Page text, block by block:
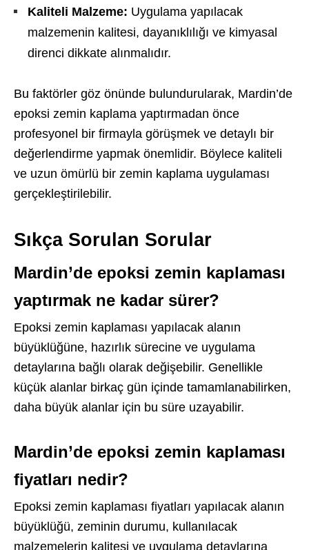
Kaliteli Malzeme: Uygulama yapılacak
malzemenin kalitesi, dayanıklılığı ve kimyasal
direnci dikkate alınmalıdır.
Bu faktörler göz önünde bulundurularak, Mardin’de
epoksi zemin kaplama yaptırmadan önce
profesyonel bir firmayla görüşmek ve detaylı bir
değerlendirme yapmak önemlidir. Böylece kaliteli
ve uzun ömürlü bir zemin kaplama uygulaması
gerçekleştirilebilir.
Sıkça Sorulan Sorular
Mardin’de epoksi zemin kaplaması
yaptırmak ne kadar sürer?
Epoksi zemin kaplaması yapılacak alanın
büyüklüğüne, hazırlık sürecine ve uygulama
detaylarına bağlı olarak değişebilir. Genellikle
küçük alanlar birkaç gün içinde tamamlanabilirken,
daha büyük alanlar için bu süre uzayabilir.
Mardin’de epoksi zemin kaplaması
fiyatları nedir?
Epoksi zemin kaplaması fiyatları yapılacak alanın
büyüklüğü, zeminin durumu, kullanılacak
malzemelerin kalitesi ve uygulama detaylarına